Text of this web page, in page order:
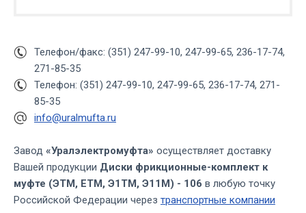
Телефон/факс: (351) 247-99-10, 247-99-65, 236-17-74,
271-85-35
Телефон: (351) 247-99-10, 247-99-65, 236-17-74, 271-
85-35
info@uralmufta.ru
Завод «Уралэлектромуфта» осуществляет доставку
Вашей продукции Диски фрикционные-комплект к
муфте (ЭТМ, ЕТМ, Э1ТМ, Э11М) - 106 в любую точку
Российской Федерации через транспортные компании